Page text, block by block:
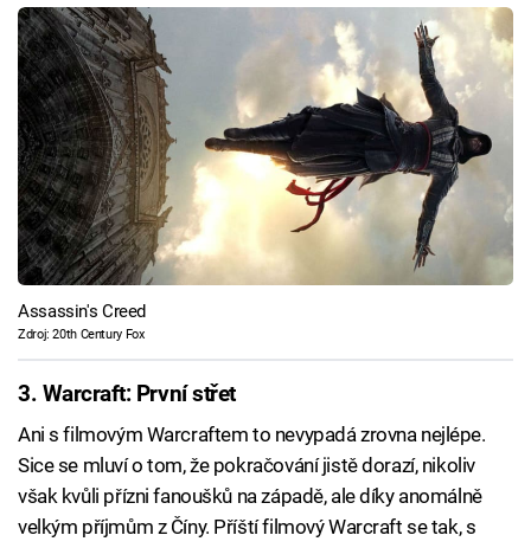
Assassin's Creed
Zdroj: 20th Century Fox
3. Warcraft: První střet
Ani s filmovým Warcraftem to nevypadá zrovna nejlépe.
Sice se mluví o tom, že pokračování jistě dorazí, nikoliv
však kvůli přízni fanoušků na západě, ale díky anomálně
velkým příjmům z Číny. Příští filmový Warcraft se tak, s